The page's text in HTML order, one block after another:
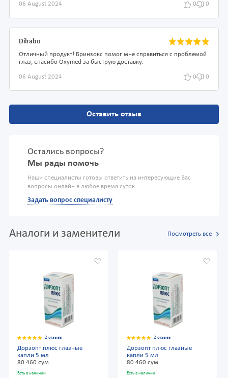
06 August 2024 0 0
Dilrabo
Отличный продукт! Бринзокс помог мне справиться с проблемой
глаз, спасибо Oxymed за быструю доставку.
06 August 2024 0 0
Оставить отзыв
Остались вопросы?
Мы рады помочь
Наши специалисты готовы ответить на интересующие Вас
вопросы онлайн в любое время суток.
Задать вопрос специалисту
Аналоги и заменители Посмотреть все
2 отзыва
Дорзопт плюс глазные
капли 5 мл
80 460 сум
Есть в наличии
2 отзыва
Дорзопт плюс глазные
капли 5 мл
80 460 сум
Есть в наличии